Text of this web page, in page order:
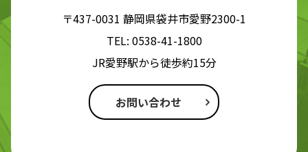
〒437-0031 静岡県袋井市愛野2300-1
TEL: 0538-41-1800
JR愛野駅から徒歩約15分
お問い合わせ